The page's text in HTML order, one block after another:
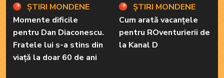
ȘTIRI MONDENE
Momente dificile
pentru Dan Diaconescu.
Fratele lui s-a stins din
viață la doar 60 de ani
ȘTIRI MONDENE
Cum arată vacanțele
pentru ROventurierii de
la Kanal D